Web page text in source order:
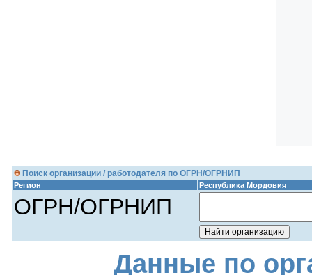
Поиск организации / работодателя по ОГРН/ОГРНИП
Регион Республика Мордовия
ОГРН/ОГРНИП
Данные по